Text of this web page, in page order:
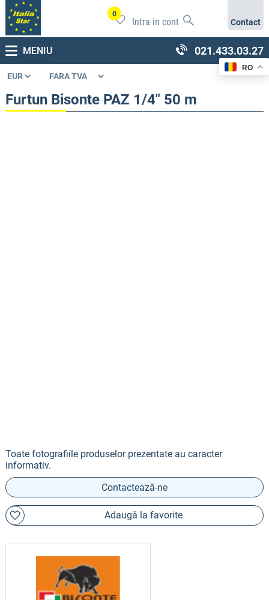
0
Intra in cont Contact
MENIU 021.433.03.27
Furtun Bisonte PAZ 1/4″ 50 m
Toate fotografiile produselor prezentate au caracter
informativ.
Contactează-ne
Adaugă la favorite
RO